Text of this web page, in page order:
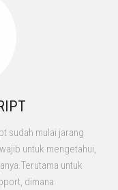
sudah mulai jarang
untuk mengetahui,
untuk
dimana